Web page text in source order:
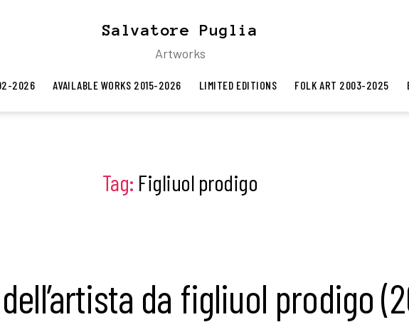
Salvatore Puglia
Artworks
2026 AVAILABLE WORKS 2015-2026 LIMITED EDITIONS FOLK ART 2003-2025
Tag: Figliuol prodigo
da figliuol prodigo